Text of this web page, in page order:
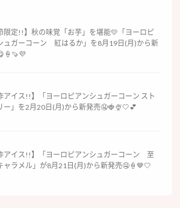
限定!!】秋の味覚「お芋」を堪能💛「ヨーロピ
ュガーコーン 紅はるか」を8月19日(月)から新
アイス!!】「ヨーロピアンシュガーコーン スト
ー」を2月20日(月)から新発売🤤🍓🍨🤍💕
アイス!!】「ヨーロピアンシュガーコーン 至
ャラメル」が8月21日(月)から新発売🤤🍦🤎🤍